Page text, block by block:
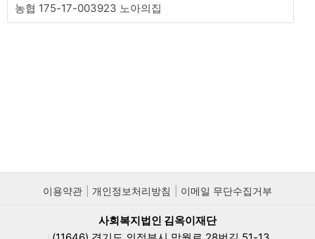
농협 175-17-003923 노아의집
이용약관 개인정보처리방침 이메일 무단수집거부
사회복지법인 김옥이재단